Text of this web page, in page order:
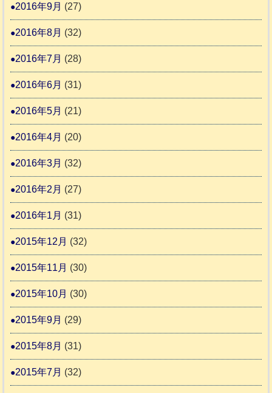
2016年9月 (27)
2016年8月 (32)
2016年7月 (28)
2016年6月 (31)
2016年5月 (21)
2016年4月 (20)
2016年3月 (32)
2016年2月 (27)
2016年1月 (31)
2015年12月 (32)
2015年11月 (30)
2015年10月 (30)
2015年9月 (29)
2015年8月 (31)
2015年7月 (32)